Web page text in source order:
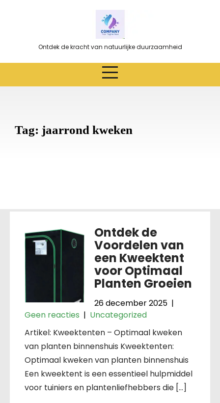
Ontdek de kracht van natuurlijke duurzaamheid
Tag: jaarrond kweken
Ontdek de
Voordelen van
een Kweektent
voor Optimaal
Planten Groeien
26 december 2025 |
Geen reacties | Uncategorized
Artikel: Kweektenten – Optimaal kweken
van planten binnenshuis Kweektenten:
Optimaal kweken van planten binnenshuis
Een kweektent is een essentieel hulpmiddel
voor tuiniers en plantenliefhebbers die […]